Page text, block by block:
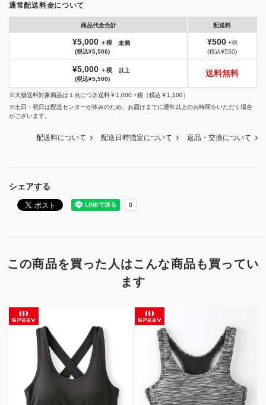
シェアする
通常配送料金について
商品代金合計 配送料
¥5,000 ＋税
(税込¥5,500)
未満 ¥500+税
(税込¥550)
¥5,000 ＋税
(税込¥5,500)
以上 送料無料
※大物送料対象商品は１点につき送料￥1,000 +税（税込￥1,100）
※土日・祝日は配送センターが休みのため、お届けまでに通常以上のお時間をいただく場合
がございます。
配送料について 配送日時指定について 返品・交換について
この商品を買った人はこんな商品も買ってい
ます